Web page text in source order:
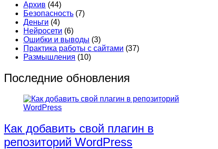
Архив (44)
Безопасность (7)
Деньги (4)
Нейросети (6)
Ошибки и выводы (3)
Практика работы с сайтами (37)
Размышления (10)
Последние обновления
Как добавить свой плагин в
репозиторий WordPress